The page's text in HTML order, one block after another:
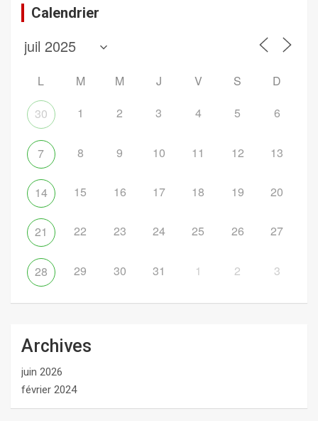
Calendrier
L M M J V S D
30 1 2 3 4 5 6
7 8 9 10 11 12 13
14 15 16 17 18 19 20
21 22 23 24 25 26 27
28 29 30 31 1 2 3
Archives
juin 2026
février 2024